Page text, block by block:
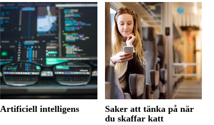
Artificiell intelligens
Saker att tänka på när
du skaffar katt